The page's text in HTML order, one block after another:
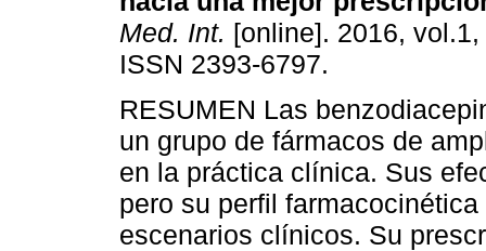
Med. Int. [online]. 2016,
ISSN 2393-6797.
RESUMEN Las
un grupo de fármacos de
en la práctica clínica. Sus
pero su perfil
escenarios clínicos. Su